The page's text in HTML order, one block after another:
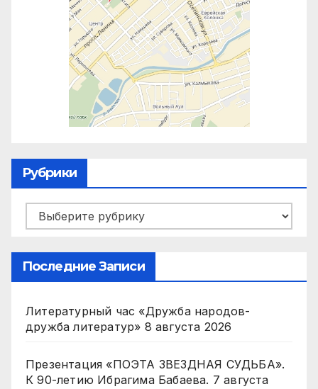
Рубрики
Рубрики
Последние Записи
Литературный час «Дружба народов-
дружба литератур» 8 августа 2026
Презентация «ПОЭТА ЗВЕЗДНАЯ СУДЬБА».
К 90-летию Ибрагима Бабаева. 7 августа